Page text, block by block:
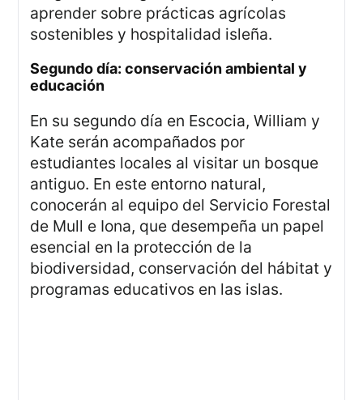
aprender sobre prácticas agrícolas
sostenibles y hospitalidad isleña.
segundo día: conservación ambiental y
educación
En su segundo día en Escocia, William y
Kate serán acompañados por
estudiantes locales al visitar un bosque
antiguo. En este entorno natural,
conocerán al equipo del Servicio Forestal
de Mull e Iona, que desempeña un papel
esencial en la protección de la
biodiversidad, conservación del hábitat y
programas educativos en las islas.